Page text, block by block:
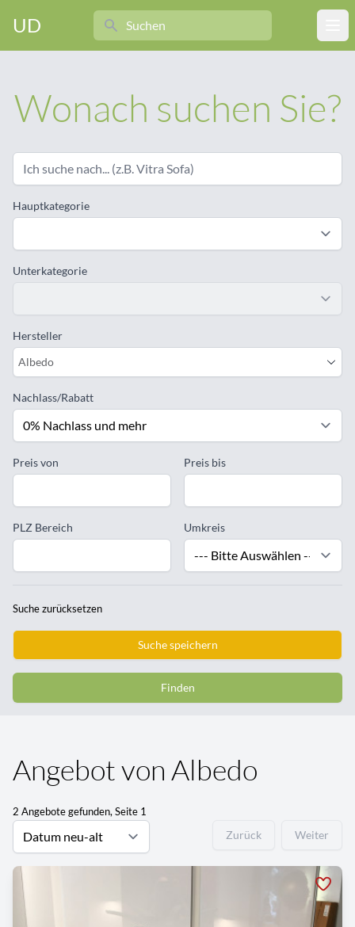
UD
Search
Wonach suchen Sie?
Hauptkategorie
Unterkategorie
Hersteller
Albedo
Nachlass/Rabatt
Preis von Preis bis
PLZ Bereich Umkreis
Suche zurücksetzen
Suche speichern
Finden
Angebot von Albedo
2 Angebote gefunden, Seite 1
Zurück Weiter